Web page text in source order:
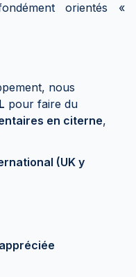
orientés «
nous
pour faire du
en citerne,
(UK y